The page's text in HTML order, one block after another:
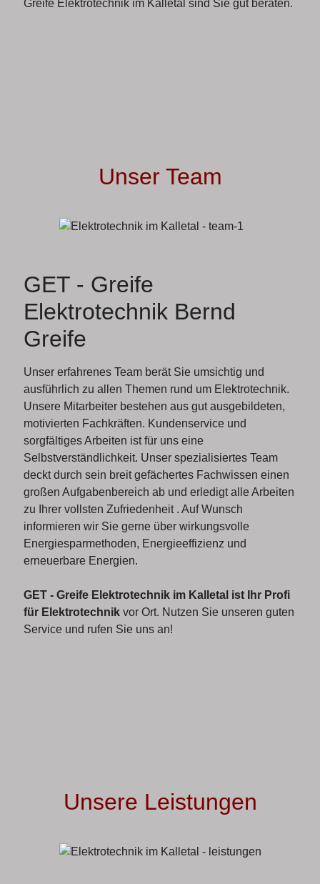
Greife Elektrotechnik im Kalletal sind Sie gut beraten.
Unser Team
GET - Greife
Elektrotechnik Bernd
Greife
Unser erfahrenes Team berät Sie umsichtig und
ausführlich zu allen Themen rund um Elektrotechnik.
Unsere Mitarbeiter bestehen aus gut ausgebildeten,
motivierten Fachkräften. Kundenservice und
sorgfältiges Arbeiten ist für uns eine
Selbstverständlichkeit. Unser spezialisiertes Team
deckt durch sein breit gefächertes Fachwissen einen
großen Aufgabenbereich ab und erledigt alle Arbeiten
zu Ihrer vollsten Zufriedenheit . Auf Wunsch
informieren wir Sie gerne über wirkungsvolle
Energiesparmethoden, Energieeffizienz und
erneuerbare Energien.
GET - Greife Elektrotechnik im Kalletal ist Ihr Profi
für Elektrotechnik vor Ort. Nutzen Sie unseren guten
Service und rufen Sie uns an!
Unsere Leistungen